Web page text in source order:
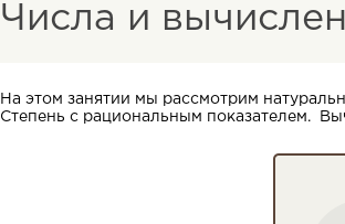
Числа и
На этом занятии мы рассмотрим
Степень с рациональным показателем.